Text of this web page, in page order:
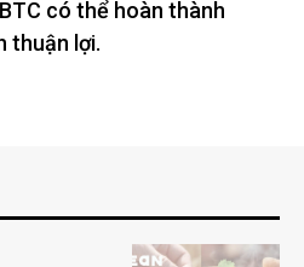
có thể hoàn thành
thuận lợi.